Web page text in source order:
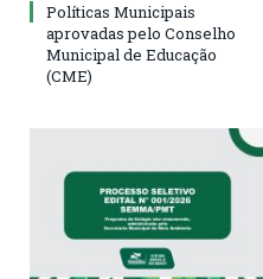
Políticas Municipais
aprovadas pelo Conselho
Municipal de Educação
(CME)